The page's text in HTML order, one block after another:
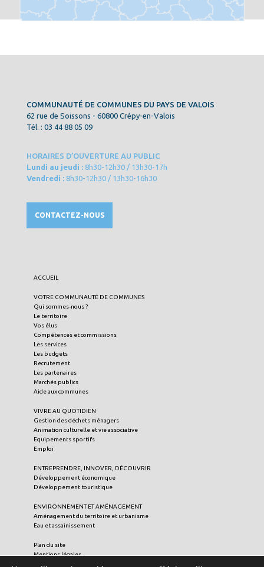
COMMUNAUTÉ DE COMMUNES DU PAYS DE VALOIS
62 rue de Soissons - 60800 Crépy-en-Valois
Tél. : 03 44 88 05 09
HORAIRES D’OUVERTURE AU PUBLIC
Lundi au jeudi : 8h30-12h30 / 13h30-17h
Vendredi : 8h30-12h30 / 13h30-16h30
CONTACTEZ-NOUS
ACCUEIL
VOTRE COMMUNAUTÉ DE COMMUNES
Qui sommes-nous ?
Le territoire
Vos élus
Compétences et commissions
Les services
Les budgets
Recrutement
Les partenaires
Marchés publics
Aide aux communes
VIVRE AU QUOTIDIEN
Gestion des déchets ménagers
Animation culturelle et vie associative
Equipements sportifs
Emploi
ENTREPRENDRE, INNOVER, DÉCOUVRIR
Développement économique
Développement touristique
ENVIRONNEMENT ET AMÉNAGEMENT
Aménagement du territoire et urbanisme
Eau et assainissement
Plan du site
Mentions légales